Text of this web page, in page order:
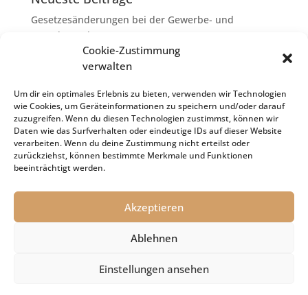
Cookie-Zustimmung
verwalten
Um dir ein optimales Erlebnis zu bieten, verwenden wir Technologien
wie Cookies, um Geräteinformationen zu speichern und/oder darauf
zuzugreifen. Wenn du diesen Technologien zustimmst, können wir
Daten wie das Surfverhalten oder eindeutige IDs auf dieser Website
verarbeiten. Wenn du deine Zustimmung nicht erteilst oder
zurückziehst, können bestimmte Merkmale und Funktionen
beeinträchtigt werden.
Akzeptieren
Ablehnen
Einstellungen ansehen
Gesetzesänderungen bei der Gewerbe- und
Grunderwerbsteuer
Erbschaftsteuer: Rechtsanwaltskosten bei Streit über
Erbauseinandersetzung als
Nachlassverbindlichkeiten
Umsatzsteuer-Umrechnungskurse Juli 2026
Keine Steuerfreiheit eines sog. Konfusionsgewinns
bei Mutterkapitalgesellschaft
Schenkungsteuer: Zinssatz von 5,5 % für die
Cookie-Richtlinie (EU)